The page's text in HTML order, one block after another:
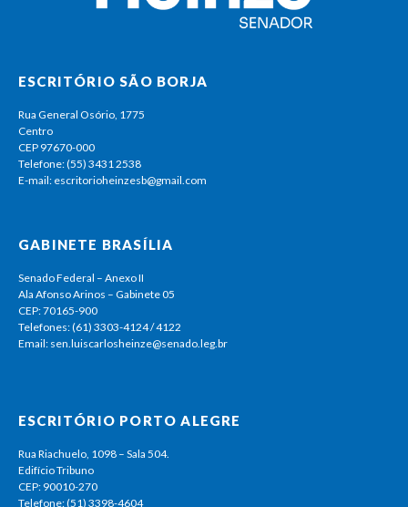
ESCRITÓRIO SÃO BORJA
Rua General Osório, 1775
Centro
CEP 97670-000
Telefone: (55) 3431 2538
E-mail: escritorioheinzesb@gmail.com
GABINETE BRASÍLIA
Senado Federal – Anexo II
Ala Afonso Arinos – Gabinete 05
CEP: 70165-900
Telefones: (61) 3303-4124 / 4122
Email: sen.luiscarlosheinze@senado.leg.br
ESCRITÓRIO PORTO ALEGRE
Rua Riachuelo, 1098 – Sala 504.
Edifício Tribuno
CEP: 90010-270
Telefone: (51) 3398-4604